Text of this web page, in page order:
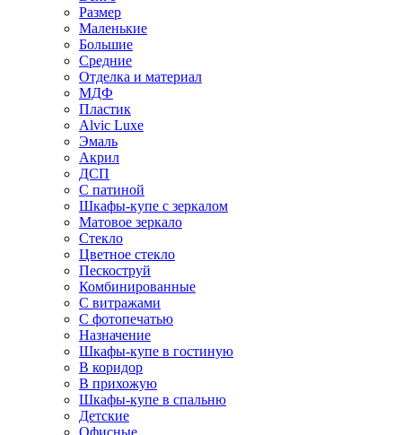
Размер
Маленькие
Большие
Средние
Отделка и материал
МДФ
Пластик
Alvic Luxe
Эмаль
Акрил
ДСП
С патиной
Шкафы-купе с зеркалом
Матовое зеркало
Стекло
Цветное стекло
Пескоструй
Комбинированные
С витражами
С фотопечатью
Назначение
Шкафы-купе в гостиную
В коридор
В прихожую
Шкафы-купе в спальню
Детские
Офисные